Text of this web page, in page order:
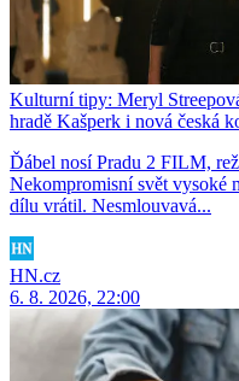
Kulturní tipy: Meryl
hradě Kašperk i nová česká
Ďábel nosí Pradu 2 FILM,
Nekompromisní svět vysoké
dílu vrátil. Nesmlouvavá...
HN.cz
6. 8. 2026, 22:00